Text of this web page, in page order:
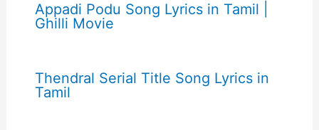
Appadi Podu Song Lyrics in Tamil |
Ghilli Movie
Thendral Serial Title Song Lyrics in
Tamil